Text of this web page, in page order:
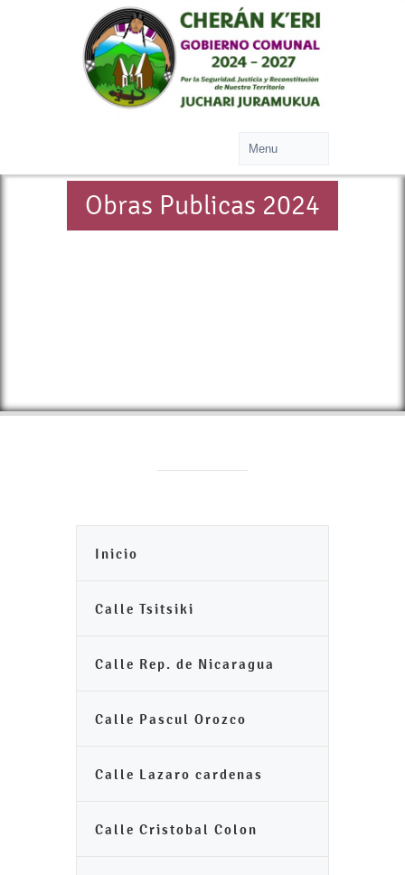
Obras Publicas 2024
Inicio
Calle Tsitsiki
Calle Rep. de Nicaragua
Calle Pascul Orozco
Calle Lazaro cardenas
Calle Cristobal Colon